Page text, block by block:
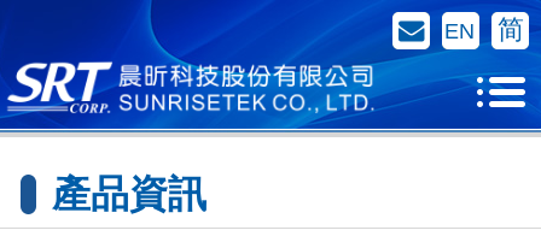
简
EN
聯絡我們
產品資訊